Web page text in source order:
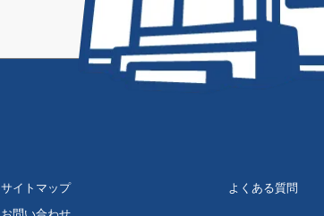
サイトマップ
よくある質問